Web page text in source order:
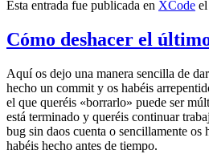
Esta entrada fue publicada en XCode el
Cómo deshacer el
Aquí os dejo una manera sencilla de
hecho un commit y os habéis
el que queréis «borrarlo» puede ser
está terminado y queréis continuar
bug sin daos cuenta o sencillamente os
habéis hecho antes de tiempo.